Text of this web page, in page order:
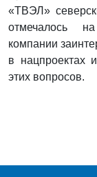
«ТВЭЛ»
отмечалось
компании
в нацпроектах
этих вопросов.